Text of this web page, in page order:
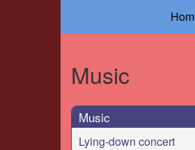
Music
Music
Lying-down concert